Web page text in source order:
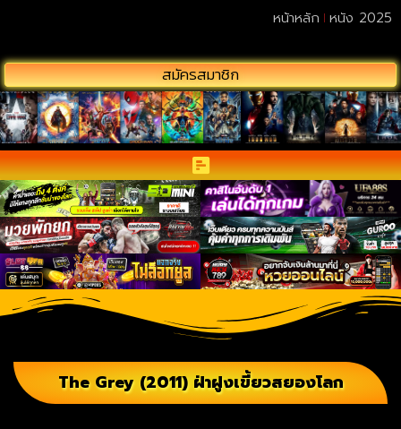
สมัครสมาชิก
หน้าหลัก หนัง 2025
The Grey (2011) ฝ่าฝูงเขี้ยวสยองโลก